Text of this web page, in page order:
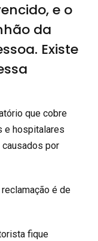
e o
da
Existe
que cobre
e hospitalares
por
é de
fique